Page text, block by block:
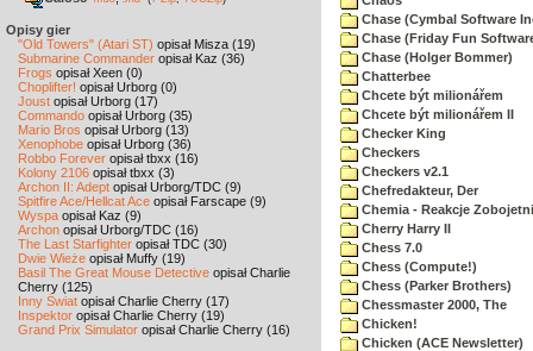
Opisy gier
"Old Towers" (Atari ST) opisał Misza (19)
Submarine Commander opisał Kaz (36)
Frogs opisał Xeen (0)
Choplifter! opisał Urborg (0)
Joust opisał Urborg (17)
Commando opisał Urborg (35)
Mario Bros opisał Urborg (13)
Xenophobe opisał Urborg (36)
Robbo Forever opisał tbxx (16)
Kolony 2106 opisał tbxx (3)
Archon II: Adept opisał Urborg/TDC (9)
Spitfire Ace/Hellcat Ace opisał Farscape (9)
Wyspa opisał Kaz (9)
Archon opisał Urborg/TDC (16)
The Last Starfighter opisał TDC (30)
Dwie Wieże opisał Muffy (19)
Basil The Great Mouse Detective opisał Charlie
Cherry (125)
Inny Świat opisał Charlie Cherry (17)
Inspektor opisał Charlie Cherry (19)
Grand Prix Simulator opisał Charlie Cherry (16)
Chase (Cymbal Software
Chase (Friday Fun
Chase (Holger Bommer)
Chatterbee
Chcete být milionářem
Chcete být milionářem II
Checker King
Checkers
Checkers v2.1
Chefredakteur, Der
Chemia - Reakcje
Cherry Harry II
Chess 7.0
Chess (Compute!)
Chess (Parker Brothers)
Chessmaster 2000, The
Chicken!
Chicken (ACE Newsletter)